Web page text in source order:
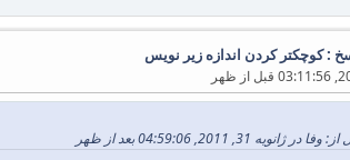
: کوچکتر کردن اندازه زیر نویس
ژانویه 31, 2011, 04:59:06 بعد از ظهر